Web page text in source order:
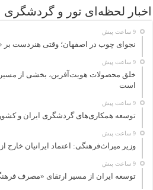
اخبار لحظه‌ای تور و گردشگری
9 ساعت پیش
نجوای چوب در اصفهان؛ وقتی هنردست بر
9 ساعت پیش
خلق محصولات هویت‌آفرین، بخشی از مسیر
است
9 ساعت پیش
توسعه همکاری‌های گردشگری ایران و
9 ساعت پیش
وزیر میراث‌فرهنگی: اعتماد ایرانیان خارج
9 ساعت پیش
توسعه ایران از مسیر ارتقای «مصرف